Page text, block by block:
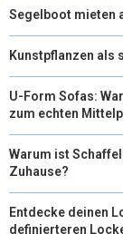
Segelboot mieten
Kunstpflanzen als
U-Form Sofas:
zum echten
Warum ist
Zuhause?
Entdecke deinen
definierteren